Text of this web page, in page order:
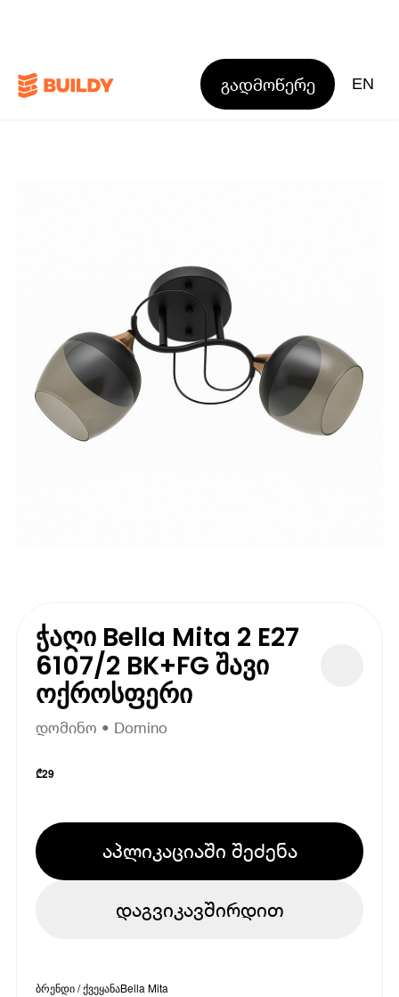
გადმოწერე EN
ჭაღი Bella Mita 2 E27
6107/2 BK+FG შავი
ოქროსფერი
დომინო • Domino
₾29
აპლიკაციაში შეძენა
დაგვიკავშირდით
ბრენდი / ქვეყანაBella Mita